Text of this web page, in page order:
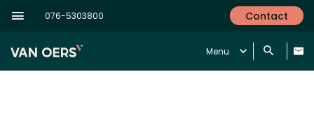
076-5303800 Contact
Menu